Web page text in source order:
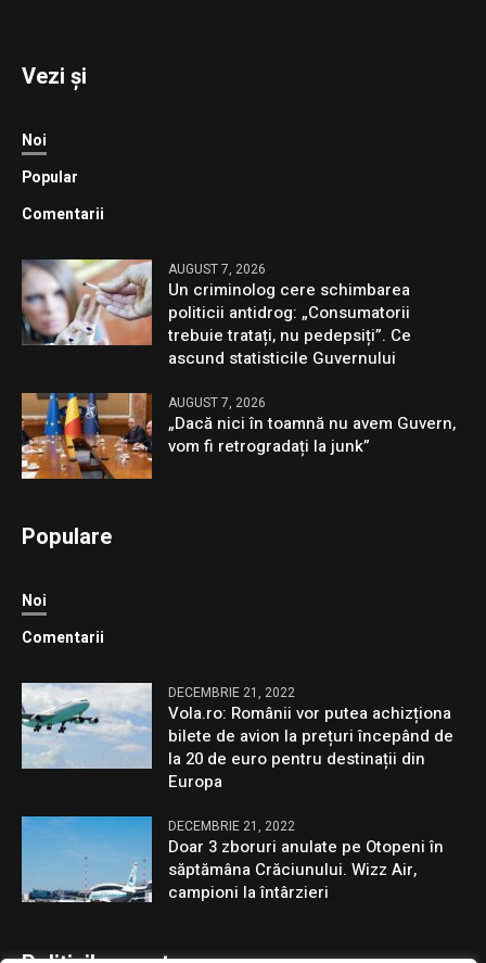
Vezi și
Noi
Popular
Comentarii
AUGUST 7, 2026
Un criminolog cere schimbarea
politicii antidrog: „Consumatorii
trebuie tratați, nu pedepsiți”. Ce
ascund statisticile Guvernului
AUGUST 7, 2026
„Dacă nici în toamnă nu avem Guvern,
vom fi retrogradați la junk”
Populare
Noi
Comentarii
DECEMBRIE 21, 2022
Vola.ro: Românii vor putea achizționa
bilete de avion la prețuri începând de
la 20 de euro pentru destinații din
Europa
DECEMBRIE 21, 2022
Doar 3 zboruri anulate pe Otopeni în
săptămâna Crăciunului. Wizz Air,
campioni la întârzieri